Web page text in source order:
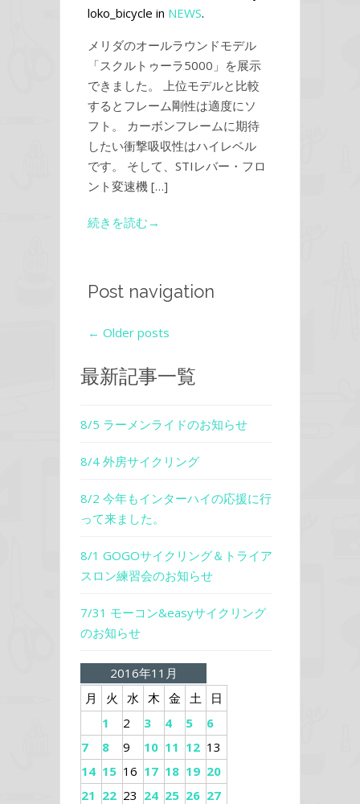
loko_bicycle in NEWS.
メリダのオールラウンドモデル
「スクルトゥーラ5000」を展示
できました。 上位モデルと比較
するとフレーム剛性は適度にソ
フト。 カーボンフレームに期待
したい衝撃吸収性はハイレベル
です。 そして、STIレバー・フロ
ント変速機 […]
続きを読む→
Post navigation
← Older posts
最新記事一覧
8/5 ラーメンライドのお知らせ
8/4 外房サイクリング
8/2 今年もインターハイの応援に行
って来ました。
8/1 GOGOサイクリング＆トライア
スロン練習会のお知らせ
7/31 モーコン&easyサイクリング
のお知らせ
2016年11月
月
火 水 木 金 土
日
1
2 3 4 5
6
7
8 9 10 11 12 13
14 15 16 17 18 19 20
21 22 23 24 25 26 27